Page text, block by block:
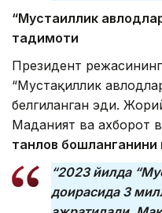
“Мустақиллик
тақдимоти
Президент
“Мустақиллик
белгиланган эди.
Маданият ва ахборот
танлов бошланганини
“2023 йилда
доирасида 3